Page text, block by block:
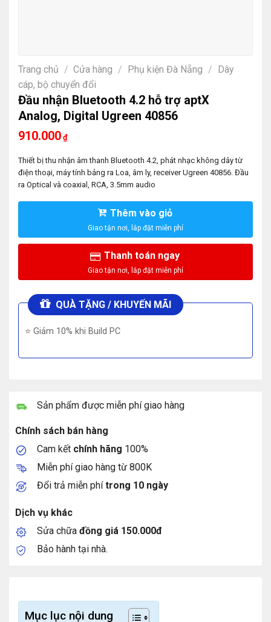
Trang chủ / Cửa hàng / Phụ kiện Đà Nẵng /
Dây
cáp, bộ chuyển đổi
Đầu nhận Bluetooth 4.2 hỗ trợ aptX
Analog, Digital Ugreen 40856
910.000 ₫
Thiết bị thu nhận âm thanh Bluetooth 4.2, phát nhạc không dây từ
điện thoại, máy tính bảng ra Loa, âm ly, receiver Ugreen 40856. Đầu
ra Optical và coaxial, RCA, 3.5mm audio
Thêm vào giỏ
Thanh toán ngay
QUÀ TẶNG / KHUYẾN MÃI
⭐ Giảm 10% khi Build PC
Sản phẩm được miễn phí giao hàng
Chính sách bán hàng
Cam kết chính hãng 100%
Miễn phí giao hàng từ 800K
Đổi trả miễn phítrong 10 ngày
Dịch vụ khác
Sửa chữa đồng giá 150.000đ
Bảo hành tại nhà.
Mục lục nội dung